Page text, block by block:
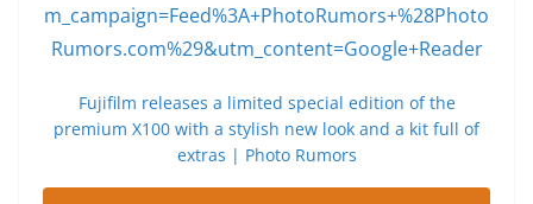
Fujifilm releases a limited special edition of the
premium X100 with a stylish new look and a kit full of
extras | Photo Rumors